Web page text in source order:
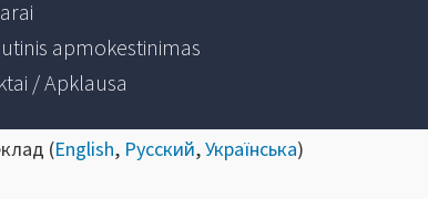
apmokestinimas
/ Apklausa
(English, Русский,Українська)